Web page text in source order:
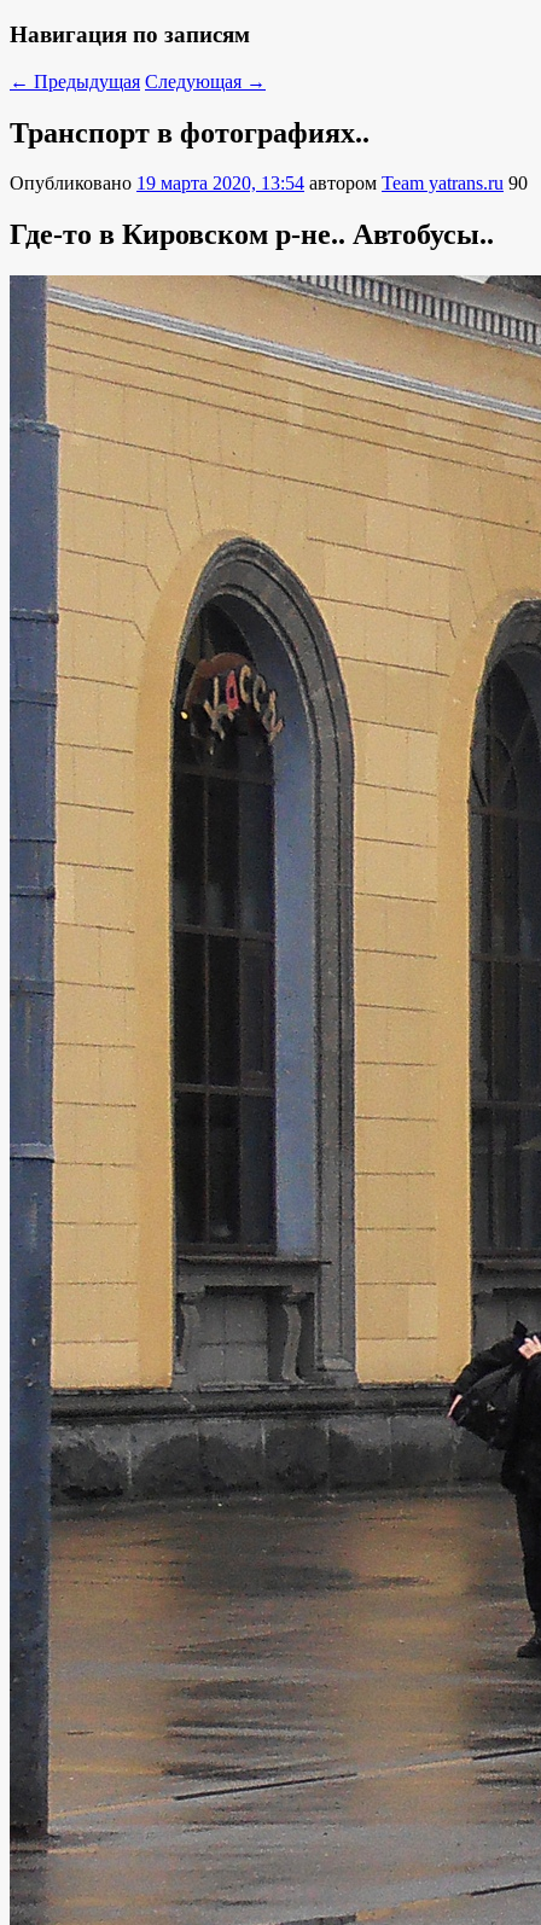
Навигация по записям
← Предыдущая Следующая →
Транспорт в фотографиях..
Опубликовано 19 марта 2020, 13:54 автором Team yatrans.ru 90
Где-то в Кировском р-не.. Автобусы..